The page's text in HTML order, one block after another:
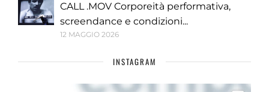
CALL .MOV Corporeità performativa,
screendance e condizioni...
12 MAGGIO 2026
INSTAGRAM